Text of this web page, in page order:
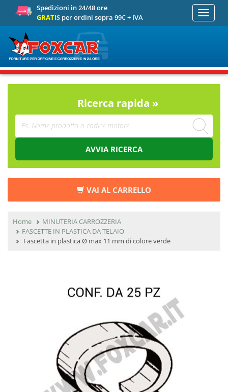
Spedizioni in 24/48 ore
GRATIS per ordini sopra 99€ + IVA
Toggle
Ricerca rapida »
AVVIA RICERCA
VAI AL CARRELLO
Home
MINUTERIA CARROZZERIA
FASCETTE IN PLASTICA DA TELAIO
Fascetta in plastica Ø max 11 mm di colore verde